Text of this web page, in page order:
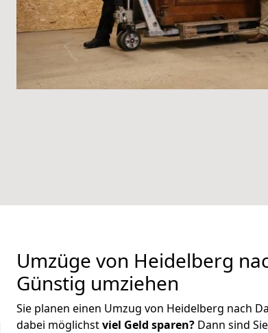
Umzüge von Heidelberg
Günstig umziehen
Sie planen einen Umzug von Heidelberg nach
dabei möglichstviel Geld sparen? Dann sind